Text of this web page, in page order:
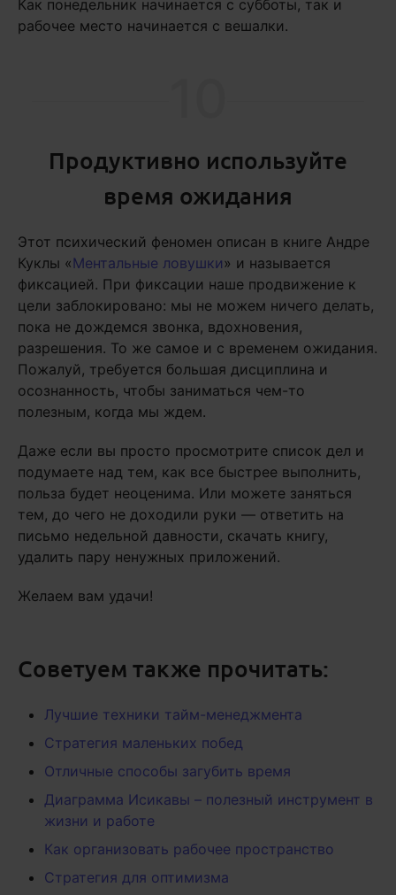
Как понедельник начинается с субботы, так и
рабочее место начинается с вешалки.
Продуктивно используйте
время ожидания
Этот психический феномен описан в книге Андре
Куклы «Ментальные ловушки» и называется
фиксацией. При фиксации наше продвижение к
цели заблокировано: мы не можем ничего делать,
пока не дождемся звонка, вдохновения,
разрешения. То же самое и с временем ожидания.
Пожалуй, требуется большая дисциплина и
осознанность, чтобы заниматься чем-то
полезным, когда мы ждем.
Даже если вы просто просмотрите список дел и
подумаете над тем, как все быстрее выполнить,
польза будет неоценима. Или можете заняться
тем, до чего не доходили руки — ответить на
письмо недельной давности, скачать книгу,
удалить пару ненужных приложений.
Желаем вам удачи!
Советуем также прочитать:
Лучшие техники тайм-менеджмента
Стратегия маленьких побед
Отличные способы загубить время
Диаграмма Исикавы – полезный инструмент в
жизни и работе
Как организовать рабочее пространство
Стратегия для оптимизма